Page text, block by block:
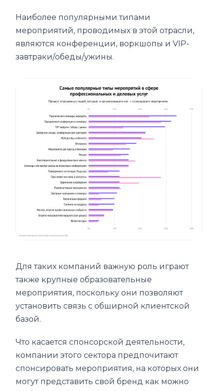
Наиболее популярными типами
мероприятий, проводимых в этой отрасли,
являются конференции, воркшопы и VIP-
завтраки/обеды/ужины.
Для таких компаний важную роль играют
также крупные образовательные
мероприятия, поскольку они позволяют
установить связь с обширной клиентской
базой.
Что касается спонсорской деятельности,
компании этого сектора предпочитают
спонсировать мероприятия, на которых они
могут представить свой бренд как можно